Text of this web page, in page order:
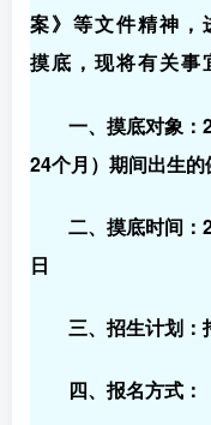
案》等文件精神，
摸底，现将有关事
一、摸底对象：
24个月）期间出生
二、摸底时间
日
三、招生计划：
四、报名方式：